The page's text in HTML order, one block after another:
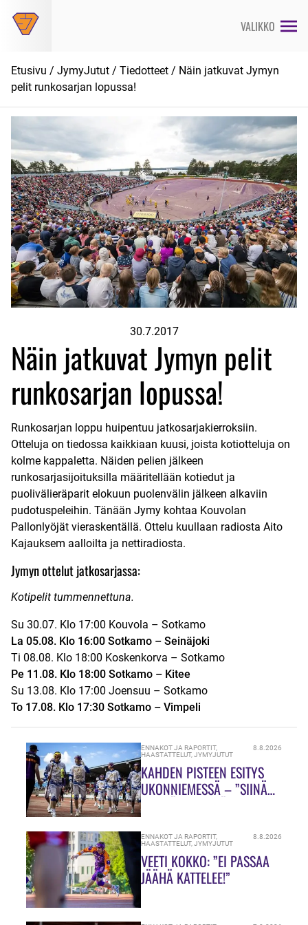
suoraan
VALIKKO
Etusivu / JymyJutut / Tiedotteet / Näin jatkuvat Jymyn
pelit runkosarjan lopussa!
30.7.2017
Näin jatkuvat Jymyn pelit
runkosarjan lopussa!
Runkosarjan loppu huipentuu jatkosarjakierroksiin.
Otteluja on tiedossa kaikkiaan kuusi, joista kotiotteluja on
kolme kappaletta. Näiden pelien jälkeen
runkosarjasijoituksilla määritellään kotiedut ja
puolivälieräparit elokuun puolenvälin jälkeen alkaviin
pudotuspeleihin. Tänään Jymy kohtaa Kouvolan
Pallonlyöjät vieraskentällä. Ottelu kuullaan radiosta Aito
Kajauksem aalloilta ja nettiradiosta.
Jymyn ottelut jatkosarjassa:
Kotipelit tummennettuna.
Su 30.07. Klo 17:00 Kouvola – Sotkamo
La 05.08. Klo 16:00 Sotkamo – Seinäjoki
Ti 08.08. Klo 18:00 Koskenkorva – Sotkamo
Pe 11.08. Klo 18:00 Sotkamo – Kitee
Su 13.08. Klo 17:00 Joensuu – Sotkamo
To 17.08. Klo 17:30 Sotkamo – Vimpeli
ENNAKOT JA RAPORTIT,
HAASTATTELUT,JYMYJUTUT
8.8.2026
KAHDEN PISTEEN ESITYS
UKONNIEMESSÄ – ”SIINÄ
ENNAKOT JA RAPORTIT,
HAASTATTELUT,JYMYJUTUT
8.8.2026
VEETI KOKKO: ”EI PASSAA
JÄÄHÄ KATTELEE!”